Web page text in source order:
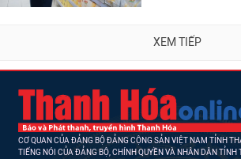
XEM TIẾP
CƠ QUAN CỦA ĐẢNG BỘ ĐẢNG CỘNG SẢN VIỆT NAM TỈNH
TIẾNG NÓI CỦA ĐẢNG BỘ, CHÍNH QUYỀN VÀ NHÂN DÂN TỈNH